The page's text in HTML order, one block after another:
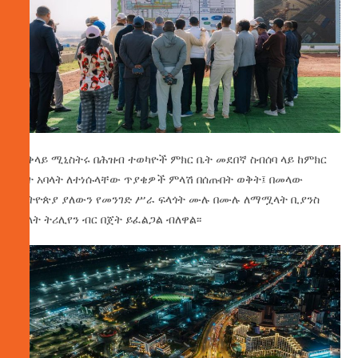
ጠቅላይ ሚኒስትሩ በሕዝብ ተወካዮች ምክር ቤት መደበኛ ስብሰባ ላይ ከምክር
ቤት አባላት ለተነሱላቸው ጥያቄዎች ምላሽ በሰጡበት ወቅት፤ በመላው
ኢትዮጵያ ያለውን የመንገድ ሥራ ፍላጎት ሙሉ በሙሉ ለማሟላት ቢያንስ
ሁለት ትሪሊየን ብር በጀት ይፈልጋል ብለዋል፡፡